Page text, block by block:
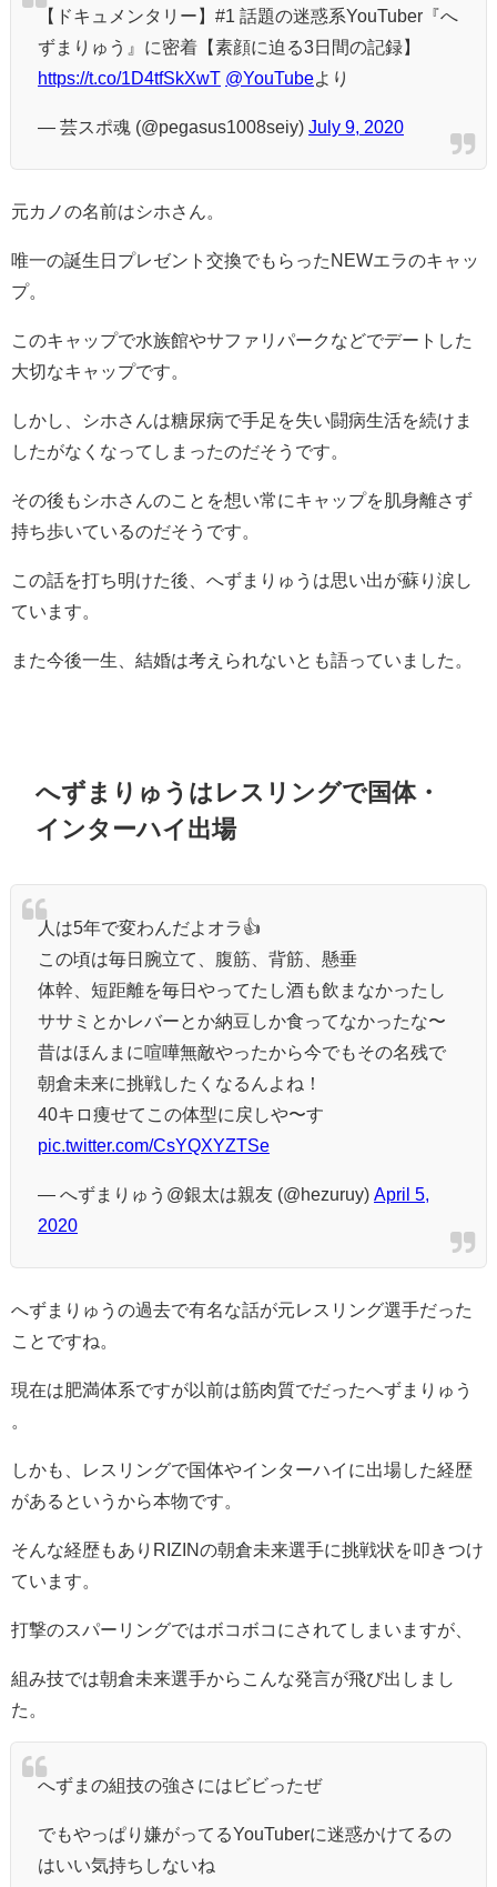
【ドキュメンタリー】#1 話題の迷惑系YouTuber『へ
ずまりゅう』に密着【素顔に迫る3日間の記録】
https://t.co/1D4tfSkXwT @YouTubeより
— 芸スポ魂 (@pegasus1008seiy) July 9, 2020
元カノの名前はシホさん。
唯一の誕生日プレゼント交換でもらったNEWエラのキャッ
プ。
このキャップで水族館やサファリパークなどでデートした
大切なキャップです。
しかし、シホさんは糖尿病で手足を失い闘病生活を続けま
したがなくなってしまったのだそうです。
その後もシホさんのことを想い常にキャップを肌身離さず
持ち歩いているのだそうです。
この話を打ち明けた後、へずまりゅうは思い出が蘇り涙し
ています。
また今後一生、結婚は考えられないとも語っていました。
へずまりゅうはレスリングで国体・
インターハイ出場
人は5年で変わんだよオラ👍
この頃は毎日腕立て、腹筋、背筋、懸垂
体幹、短距離を毎日やってたし酒も飲まなかったし
ササミとかレバーとか納豆しか食ってなかったな〜
昔はほんまに喧嘩無敵やったから今でもその名残で
朝倉未来に挑戦したくなるんよね！
40キロ痩せてこの体型に戻しや〜す
pic.twitter.com/CsYQXYZTSe
— へずまりゅう@銀太は親友 (@hezuruy) April 5,
2020
へずまりゅうの過去で有名な話が元レスリング選手だった
ことですね。
現在は肥満体系ですが以前は筋肉質でだったへずまりゅう
しかも、レスリングで国体やインターハイに出場した経歴
があるというから本物です。
そんな経歴もありRIZINの朝倉未来選手に挑戦状を叩きつけ
ています。
打撃のスパーリングではボコボコにされてしまいますが、
組み技では朝倉未来選手からこんな発言が飛び出しまし
た。
へずまの組技の強さにはビビったぜ
でもやっぱり嫌がってるYouTuberに迷惑かけてるの
はいい気持ちしないね